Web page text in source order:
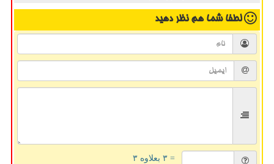
لطفا شما همنظر دهید
= ۳ بعلاوه ۳